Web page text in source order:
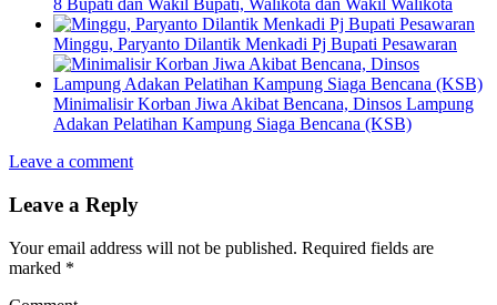
8 Bupati dan Wakil Bupati, Walikota dan Wakil Walikota
Minggu, Paryanto Dilantik Menkadi Pj Bupati Pesawaran
Minimalisir Korban Jiwa Akibat Bencana, Dinsos Lampung
Adakan Pelatihan Kampung Siaga Bencana (KSB)
Leave a comment
Leave a Reply
Your email address will not be published. Required fields are
marked *